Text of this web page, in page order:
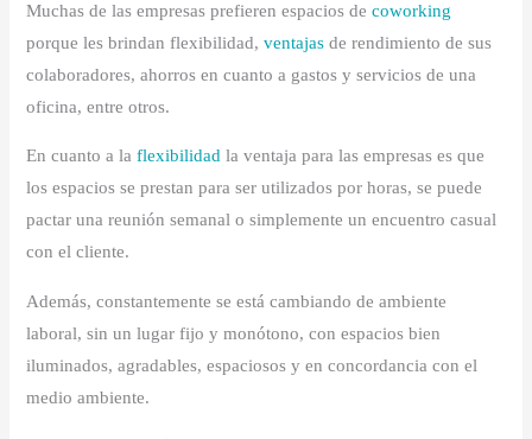
Muchas de las empresas prefieren espacios decoworking
porque les brindan flexibilidad,ventajasde rendimiento de sus
colaboradores, ahorros en cuanto a gastos y servicios de una
oficina, entre otros.
En cuanto a laflexibilidadla ventaja para las empresas es que
los espacios se prestan para ser utilizados por horas, se puede
pactar una reunión semanal o simplemente un encuentro casual
con el cliente.
Además, constantemente se está cambiando de ambiente
laboral, sin un lugar fijo y monótono, con espacios bien
iluminados, agradables, espaciosos y en concordancia con el
medio ambiente.